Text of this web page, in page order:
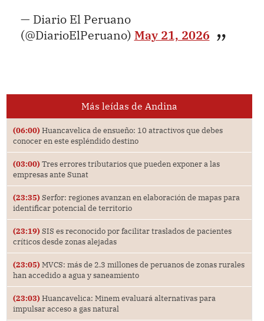
— Diario El Peruano
(@DiarioElPeruano) May 21, 2026
Más leídas de Andina
(06:00) Huancavelica de ensueño: 10 atractivos que debes
conocer en este espléndido destino
(03:00) Tres errores tributarios que pueden exponer a las
empresas ante Sunat
(23:35) Serfor: regiones avanzan en elaboración de mapas para
identificar potencial de territorio
(23:19) SIS es reconocido por facilitar traslados de pacientes
críticos desde zonas alejadas
(23:05) MVCS: más de 2.3 millones de peruanos de zonas rurales
han accedido a agua y saneamiento
(23:03) Huancavelica: Minem evaluará alternativas para
impulsar acceso a gas natural